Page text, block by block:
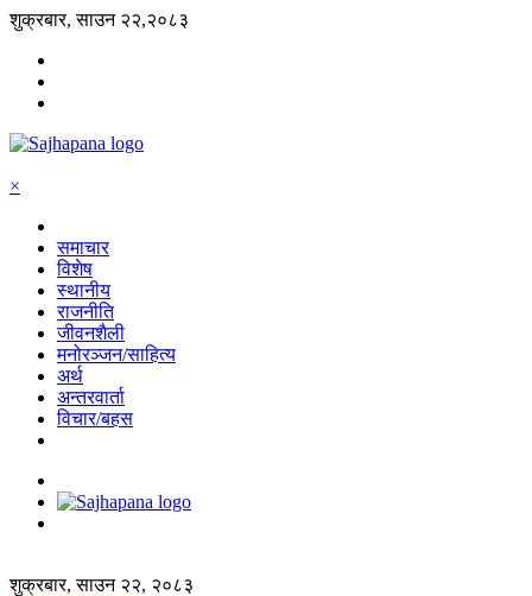
शुक्रबार, साउन २२,२०८३
×
समाचार
विशेष
स्थानीय
राजनीति
जीवनशैली
मनोरञ्जन/साहित्य
अर्थ
अन्तरवार्ता
विचार/बहस
शुक्रबार, साउन २२, २०८३